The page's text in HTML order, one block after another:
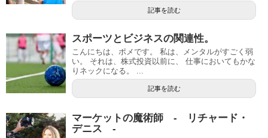
記事を読む
スポーツとビジネスの関連性。
こんにちは、ポメです。 私は、メンタルがすごく弱
い。 それは、株式投資以前に、 仕事においてもかな
りネックになる。 ...
記事を読む
マーケットの魔術師 - リチャード・
デニス -